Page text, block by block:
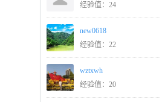
经验值：24
new0618
经验值：22
wztxwh
经验值：20